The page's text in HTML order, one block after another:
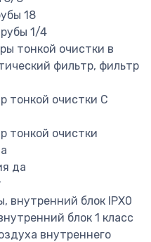
18
1/4
тонкой очистки в
фильтр, фильтр
тонкой очистки С
тонкой очистки
да
внутренний блок IPX0
блок 1 класс
внутреннего